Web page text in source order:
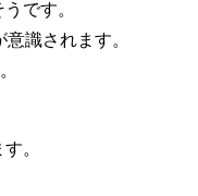
です。
識されます。
。